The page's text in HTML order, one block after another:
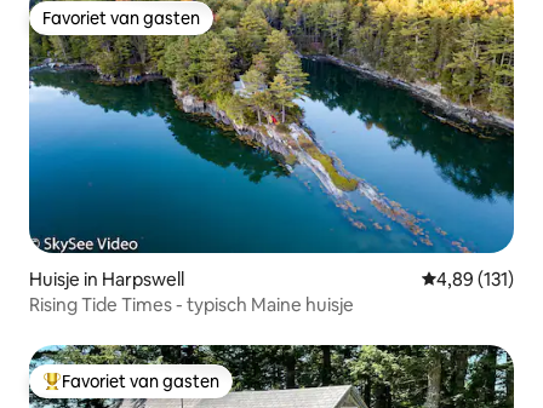
Favoriet van gasten
Favoriet van gasten
Huisje in Harpswell Gemiddelde
4,89 (131)
Rising Tide Times - typisch Maine huisje
Topfavoriet van gasten
Favoriet van gasten